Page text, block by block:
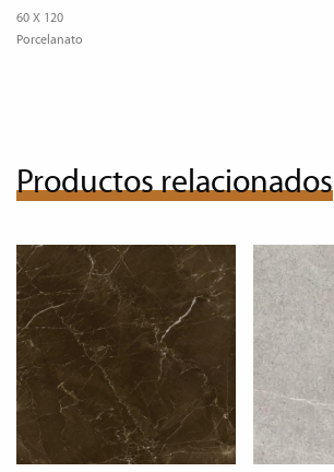
60 X 120
Porcelanato
Productos relacionados